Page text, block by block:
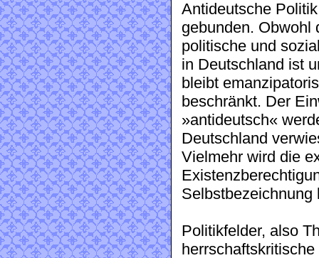
Antideutsche
gebunden. Obwohl
politische und
in Deutschland ist
bleibt
beschränkt. Der
»antideutsch«
Deutschland
Vielmehr wird die
Selbstbezeichnung
Politikfelder, also